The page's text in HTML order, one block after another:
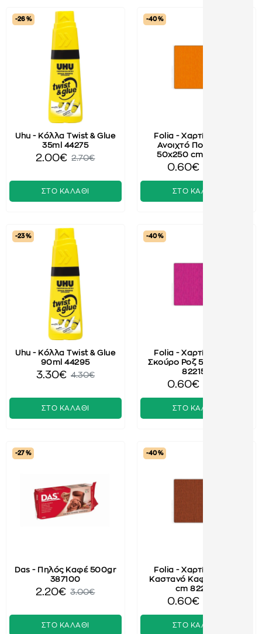
-26 %
Uhu - Κόλλα Twist & Glue
35ml 44275
2.00€ 2.70€
ΣΤΟ ΚΑΛΑΘΙ
-40 %
Folia - Χαρτί Γκοφρέ,
Ανοιχτό Πορτοκαλί
50x250 cm 822109
0.60€
ΣΤΟ ΚΑΛΑΘΙ
-23 %
Uhu - Κόλλα Twist & Glue
90ml 44295
3.30€ 4.30€
ΣΤΟ ΚΑΛΑΘΙ
-40 %
Folia - Χαρτί Γκοφρέ,
Σκούρο Ροζ 50x250 cm
822154
0.60€
ΣΤΟ ΚΑΛΑΘΙ
-27 %
Das - Πηλός Καφέ 500gr
387100
2.20€ 3.00€
ΣΤΟ ΚΑΛΑΘΙ
-40 %
Folia - Χαρτί Γκοφρέ,
Καστανό Καφέ 50x250
cm 822161
0.60€
ΣΤΟ ΚΑΛΑΘΙ